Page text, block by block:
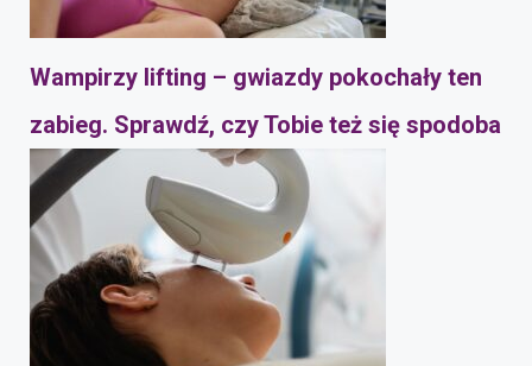
Wampirzy lifting – gwiazdy pokochały ten
zabieg. Sprawdź, czy Tobie też się spodoba